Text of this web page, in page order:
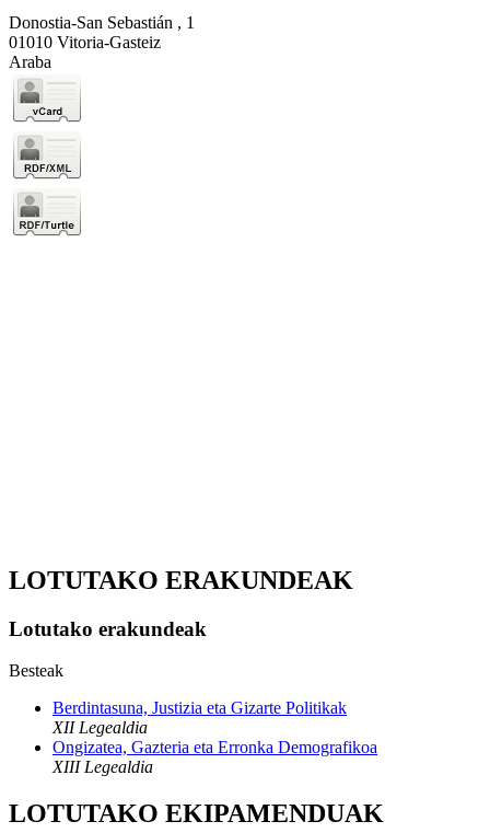
Donostia-San Sebastián , 1
01010 Vitoria-Gasteiz
Araba
LOTUTAKO ERAKUNDEAK
Lotutako erakundeak
Besteak
Berdintasuna, Justizia eta Gizarte Politikak
XII Legealdia
Ongizatea, Gazteria eta Erronka Demografikoa
XIII Legealdia
LOTUTAKO EKIPAMENDUAK